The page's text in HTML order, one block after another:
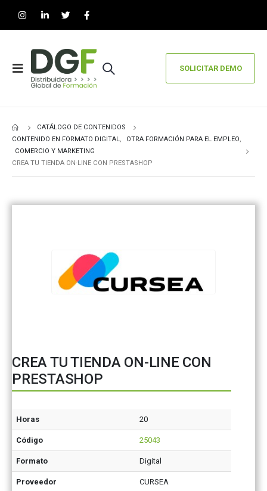
SOLICITAR DEMO
CATÁLOGO DE CONTENIDOS
CONTENIDO EN FORMATO DIGITAL, OTRA FORMACIÓN PARA EL EMPLEO,
COMERCIO Y MARKETING
CREA TU TIENDA ON-LINE CON PRESTASHOP
CREA TU TIENDA ON-LINE CON
PRESTASHOP
Horas 20
Código 25043
Formato Digital
Proveedor CURSEA